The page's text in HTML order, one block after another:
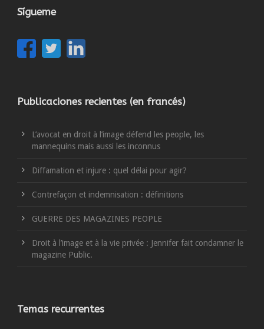
Sígueme
Publicaciones recientes (en francés)
L’avocat en droit à l’image défend les people, les
mannequins mais aussi les inconnus
Diffamation et injure : quel délai pour agir?
Contrefaçon et indemnisation : définitions
GUERRE DES MAGAZINES PEOPLE
Droit à l’image et à la vie privée : Jennifer fait condamner le
magazine Public.
Temas recurrentes